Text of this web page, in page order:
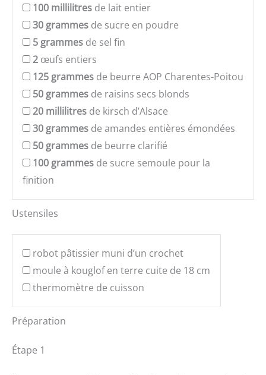
100 millilitres de lait entier
30 grammes de sucre en poudre
5 grammes de sel fin
2 œufs entiers
125 grammes de beurre AOP Charentes-Poitou
50 grammes de raisins secs blonds
20 millilitres de kirsch d’Alsace
30 grammes de amandes entières émondées
50 grammes de beurre clarifié
100 grammes de sucre semoule pour la
finition
Ustensiles
robot pâtissier muni d’un crochet
moule à kouglof en terre cuite de 18 cm
thermomètre de cuisson
Préparation
Étape 1